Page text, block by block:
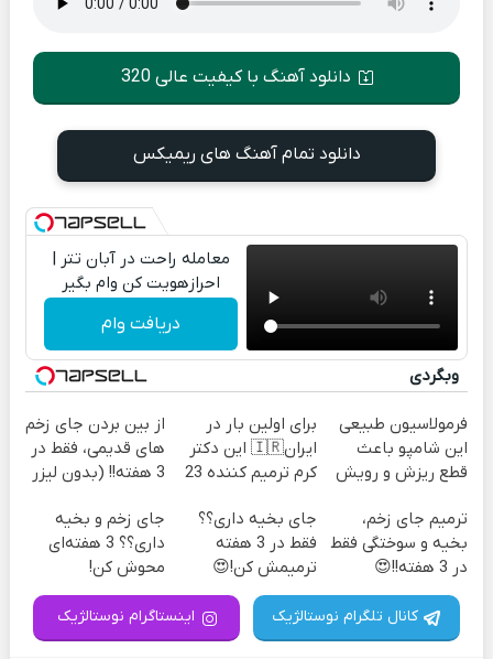
دانلود آهنگ با کیفیت عالی 320
دانلود تمام آهنگ های ریمیکس
معامله راحت در آبان تتر |
احرازهویت کن وام بگیر
دریافت وام
وبگردی
فرمولاسیون طبیعی
این شامپو باعث
قطع ریزش و رویش
برای اولین بار در
ایران🇮🇷 این دکتر
کرم ترمیم کننده 23
از بین بردن جای زخم
های قدیمی، فقط در
3 هفته!! (بدون لیزر
ترمیم جای زخم،
بخیه و سوختگی فقط
در 3 هفته!!😍
جای بخیه داری؟؟
فقط در 3 هفته
ترمیمش کن!😍
جای زخم و بخیه
داری؟؟ 3 هفته‌ای
محوش کن!
کانال تلگرام نوستالژیک اینستاگرام نوستالژیک